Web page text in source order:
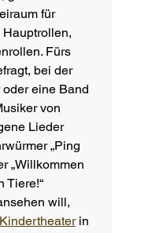
für
Fürs
bei der
eine Band
von
Lieder
„Ping
„Willkommen
Tiere!“
will,
in